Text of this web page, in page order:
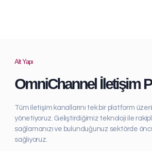
Alt Yapı
OmniChannel İletişim
Tüm iletişim kanallarını tek bir platform
yönetiyoruz. Geliştirdiğimiz teknoloji ile
sağlamanızı ve bulunduğunuz sektörde
sağlıyoruz.